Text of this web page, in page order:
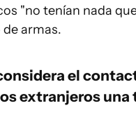
"no tenían nada
armas.
el
extranjeros una